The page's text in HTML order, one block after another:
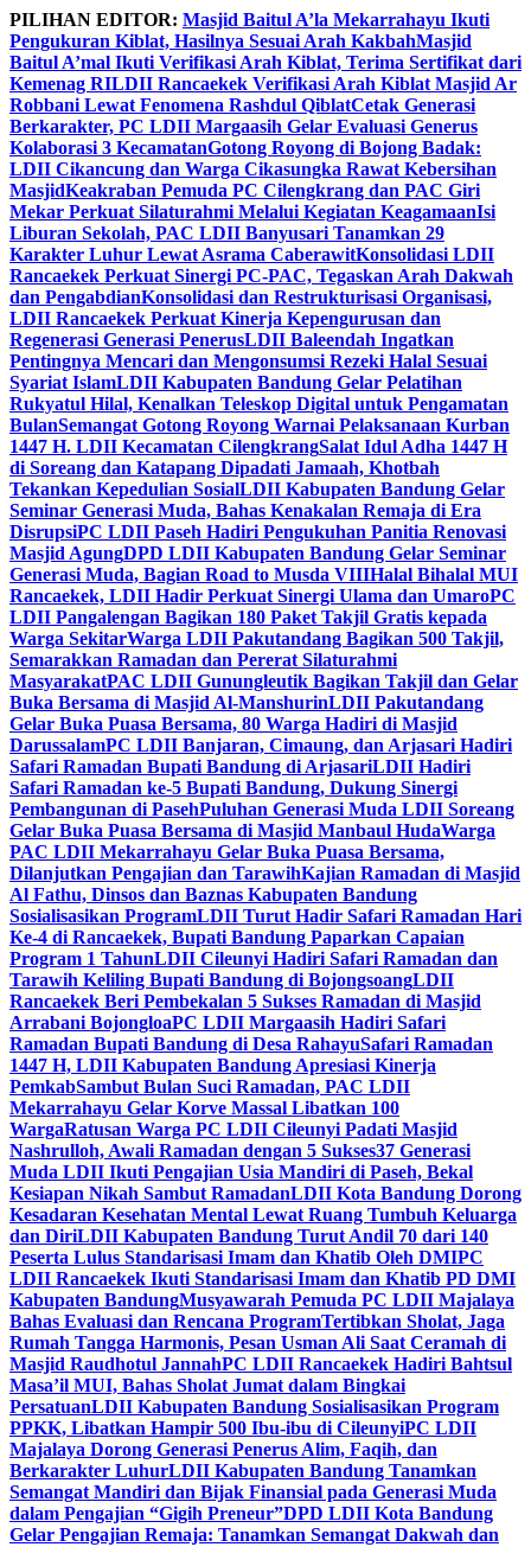
Skip
to
content
PILIHAN EDITOR: Masjid Baitul A’la Mekarrahayu Ikuti
Pengukuran Kiblat, Hasilnya Sesuai Arah KakbahMasjid
Baitul A’mal Ikuti Verifikasi Arah Kiblat, Terima Sertifikat dari
Kemenag RILDII Rancaekek Verifikasi Arah Kiblat Masjid Ar
Robbani Lewat Fenomena Rashdul QiblatCetak Generasi
Berkarakter, PC LDII Margaasih Gelar Evaluasi Generus
Kolaborasi 3 KecamatanGotong Royong di Bojong Badak:
LDII Cikancung dan Warga Cikasungka Rawat Kebersihan
MasjidKeakraban Pemuda PC Cilengkrang dan PAC Giri
Mekar Perkuat Silaturahmi Melalui Kegiatan KeagamaanIsi
Liburan Sekolah, PAC LDII Banyusari Tanamkan 29
Karakter Luhur Lewat Asrama CaberawitKonsolidasi LDII
Rancaekek Perkuat Sinergi PC-PAC, Tegaskan Arah Dakwah
dan PengabdianKonsolidasi dan Restrukturisasi Organisasi,
LDII Rancaekek Perkuat Kinerja Kepengurusan dan
Regenerasi Generasi PenerusLDII Baleendah Ingatkan
Pentingnya Mencari dan Mengonsumsi Rezeki Halal Sesuai
Syariat IslamLDII Kabupaten Bandung Gelar Pelatihan
Rukyatul Hilal, Kenalkan Teleskop Digital untuk Pengamatan
BulanSemangat Gotong Royong Warnai Pelaksanaan Kurban
1447 H. LDII Kecamatan CilengkrangSalat Idul Adha 1447 H
di Soreang dan Katapang Dipadati Jamaah, Khotbah
Tekankan Kepedulian SosialLDII Kabupaten Bandung Gelar
Seminar Generasi Muda, Bahas Kenakalan Remaja di Era
DisrupsiPC LDII Paseh Hadiri Pengukuhan Panitia Renovasi
Masjid AgungDPD LDII Kabupaten Bandung Gelar Seminar
Generasi Muda, Bagian Road to Musda VIIIHalal Bihalal MUI
Rancaekek, LDII Hadir Perkuat Sinergi Ulama dan UmaroPC
LDII Pangalengan Bagikan 180 Paket Takjil Gratis kepada
Warga SekitarWarga LDII Pakutandang Bagikan 500 Takjil,
Semarakkan Ramadan dan Pererat Silaturahmi
MasyarakatPAC LDII Gunungleutik Bagikan Takjil dan Gelar
Buka Bersama di Masjid Al-ManshurinLDII Pakutandang
Gelar Buka Puasa Bersama, 80 Warga Hadiri di Masjid
DarussalamPC LDII Banjaran, Cimaung, dan Arjasari Hadiri
Safari Ramadan Bupati Bandung di ArjasariLDII Hadiri
Safari Ramadan ke-5 Bupati Bandung, Dukung Sinergi
Pembangunan di PasehPuluhan Generasi Muda LDII Soreang
Gelar Buka Puasa Bersama di Masjid Manbaul HudaWarga
PAC LDII Mekarrahayu Gelar Buka Puasa Bersama,
Dilanjutkan Pengajian dan TarawihKajian Ramadan di Masjid
Al Fathu, Dinsos dan Baznas Kabupaten Bandung
Sosialisasikan ProgramLDII Turut Hadir Safari Ramadan Hari
Ke-4 di Rancaekek, Bupati Bandung Paparkan Capaian
Program 1 TahunLDII Cileunyi Hadiri Safari Ramadan dan
Tarawih Keliling Bupati Bandung di BojongsoangLDII
Rancaekek Beri Pembekalan 5 Sukses Ramadan di Masjid
Arrabani BojongloaPC LDII Margaasih Hadiri Safari
Ramadan Bupati Bandung di Desa RahayuSafari Ramadan
1447 H, LDII Kabupaten Bandung Apresiasi Kinerja
PemkabSambut Bulan Suci Ramadan, PAC LDII
Mekarrahayu Gelar Korve Massal Libatkan 100
WargaRatusan Warga PC LDII Cileunyi Padati Masjid
Nashrulloh, Awali Ramadan dengan 5 Sukses37 Generasi
Muda LDII Ikuti Pengajian Usia Mandiri di Paseh, Bekal
Kesiapan Nikah Sambut RamadanLDII Kota Bandung Dorong
Kesadaran Kesehatan Mental Lewat Ruang Tumbuh Keluarga
dan DiriLDII Kabupaten Bandung Turut Andil 70 dari 140
Peserta Lulus Standarisasi Imam dan Khatib Oleh DMIPC
LDII Rancaekek Ikuti Standarisasi Imam dan Khatib PD DMI
Kabupaten BandungMusyawarah Pemuda PC LDII Majalaya
Bahas Evaluasi dan Rencana ProgramTertibkan Sholat, Jaga
Rumah Tangga Harmonis, Pesan Usman Ali Saat Ceramah di
Masjid Raudhotul JannahPC LDII Rancaekek Hadiri Bahtsul
Masa’il MUI, Bahas Sholat Jumat dalam Bingkai
PersatuanLDII Kabupaten Bandung Sosialisasikan Program
PPKK, Libatkan Hampir 500 Ibu-ibu di CileunyiPC LDII
Majalaya Dorong Generasi Penerus Alim, Faqih, dan
Berkarakter LuhurLDII Kabupaten Bandung Tanamkan
Semangat Mandiri dan Bijak Finansial pada Generasi Muda
dalam Pengajian “Gigih Preneur”DPD LDII Kota Bandung
Gelar Pengajian Remaja: Tanamkan Semangat Dakwah dan